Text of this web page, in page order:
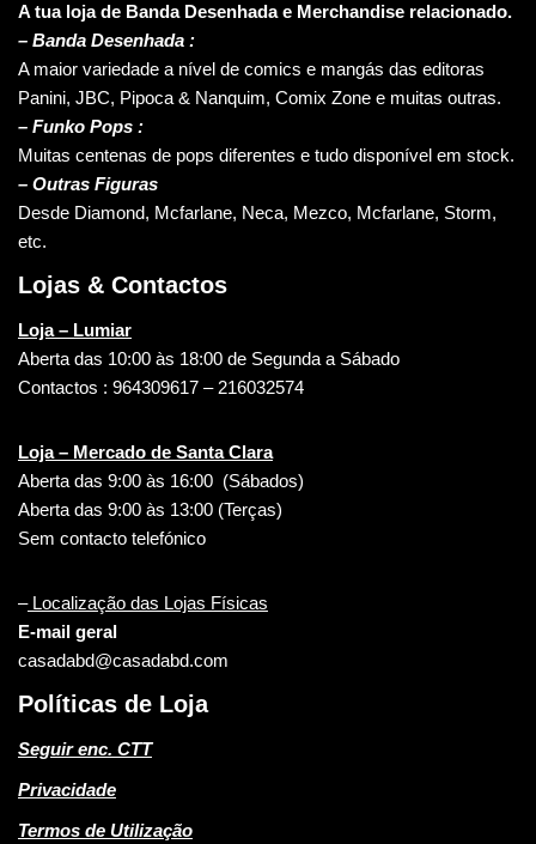
A tua loja de Banda Desenhada e Merchandise relacionado.
– Banda Desenhada :
A maior variedade a nível de comics e mangás das editoras
Panini, JBC, Pipoca & Nanquim, Comix Zone e muitas outras.
– Funko Pops :
Muitas centenas de pops diferentes e tudo disponível em stock.
– Outras Figuras
Desde Diamond, Mcfarlane, Neca, Mezco, Mcfarlane, Storm,
etc.
Lojas & Contactos
Loja – Lumiar
Aberta das 10:00 às 18:00 de Segunda a Sábado
Contactos : 964309617 – 216032574
Loja – Mercado de Santa Clara
Aberta das 9:00 às 16:00 (Sábados)
Aberta das 9:00 às 13:00 (Terças)
Sem contacto telefónico
–Localização das Lojas Físicas
E-mail geral
casadabd@casadabd.com
Políticas de Loja
Seguir enc. CTT
Privacidade
Termos de Utilização